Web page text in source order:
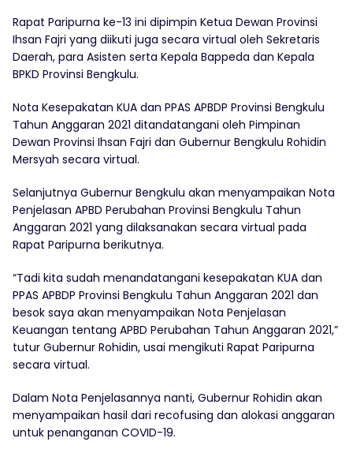
Rapat Paripurna ke-13 ini dipimpin Ketua Dewan Provinsi
Ihsan Fajri yang diikuti juga secara virtual oleh Sekretaris
Daerah, para Asisten serta Kepala Bappeda dan Kepala
BPKD Provinsi Bengkulu.
Nota Kesepakatan KUA dan PPAS APBDP Provinsi Bengkulu
Tahun Anggaran 2021 ditandatangani oleh Pimpinan
Dewan Provinsi Ihsan Fajri dan Gubernur Bengkulu Rohidin
Mersyah secara virtual.
Selanjutnya Gubernur Bengkulu akan menyampaikan Nota
Penjelasan APBD Perubahan Provinsi Bengkulu Tahun
Anggaran 2021 yang dilaksanakan secara virtual pada
Rapat Paripurna berikutnya.
“Tadi kita sudah menandatangani kesepakatan KUA dan
PPAS APBDP Provinsi Bengkulu Tahun Anggaran 2021 dan
besok saya akan menyampaikan Nota Penjelasan
Keuangan tentang APBD Perubahan Tahun Anggaran 2021,”
tutur Gubernur Rohidin, usai mengikuti Rapat Paripurna
secara virtual.
Dalam Nota Penjelasannya nanti, Gubernur Rohidin akan
menyampaikan hasil dari recofusing dan alokasi anggaran
untuk penanganan COVID-19.